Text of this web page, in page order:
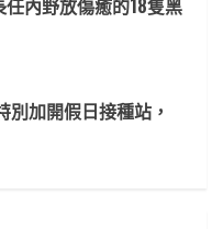
加開假日接種站，